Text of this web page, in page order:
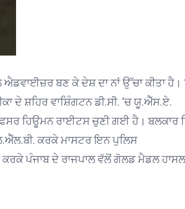
ਐਡਵਾਈਜ਼ਰ ਬਣ ਕੇ ਦੇਸ਼ ਦਾ ਨਾਂ ਉੱਚਾ ਕੀਤਾ ਹੈ।
ਦੇ ਸ਼ਹਿਰ ਵਾਸ਼ਿੰਗਟਨ ਡੀ.ਸੀ. ‘ਚ ਯੂ.ਐੱਸ.ਏ.
ਹਿਊਮਨ ਰਾਈਟਸ ਚੁਣੀ ਗਈ ਹੈ। ਬਲਕਾਰ
ਕਰਕੇ ਮਾਸਟਰ ਇਨ ਪੁਲਿਸ
ਕਰਕੇ ਪੰਜਾਬ ਦੇ ਰਾਜਪਾਲ ਵੱਲੋਂ ਗੋਲਡ ਮੈਡਲ ਹਾਸਲ